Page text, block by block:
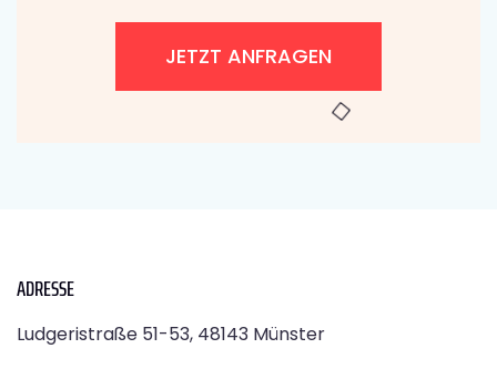
JETZT ANFRAGEN
ADRESSE
Ludgeristraße 51-53, 48143 Münster